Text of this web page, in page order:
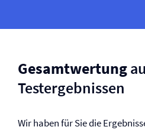
Gesamtwertung
Testergebnissen
Wir haben für Sie die